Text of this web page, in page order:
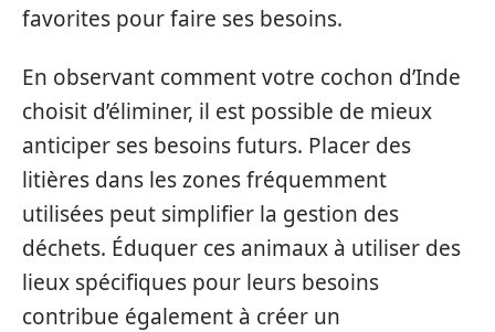
favorites pour faire ses besoins.
En observant comment votre cochon d’Inde
choisit d’éliminer, il est possible de mieux
anticiper ses besoins futurs. Placer des
litières dans les zones fréquemment
utilisées peut simplifier la gestion des
déchets. Éduquer ces animaux à utiliser des
lieux spécifiques pour leurs besoins
contribue également à créer un